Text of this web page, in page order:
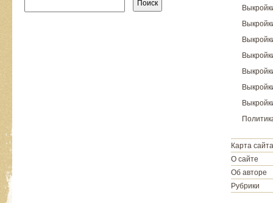
Карта сайта
О сайте
Об авторе
Рубрики